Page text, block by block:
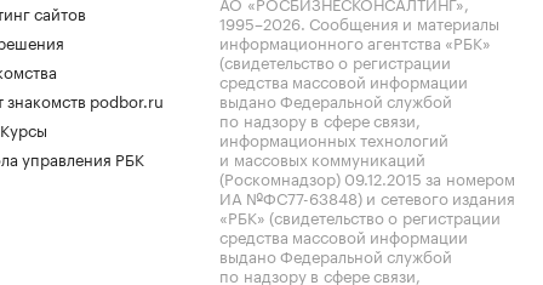
сайтов
знакомств podbor.ru
управления РБК
1995–2026. Сообщения и материалы
информационного агентства «РБК»
(свидетельство о регистрации
средства массовой информации
выдано Федеральной службой
по надзору в сфере связи,
информационных технологий
и массовых коммуникаций
(Роскомнадзор) 09.12.2015 за номером
ИА №ФС77-63848) и сетевого издания
«РБК» (свидетельство о регистрации
средства массовой информации
выдано Федеральной службой
по надзору в сфере связи,